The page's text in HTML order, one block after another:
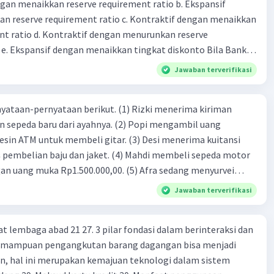
menaikkan reserve requirement ratio b. Ekspansif
reserve requirement ratio c. Kontraktif dengan menaikkan
ratio d. Kontraktif dengan menurunkan reserve
dengan menaikkan tingkat diskonto Bila Bank
kebijakan moneter ekspansif, ceteris paribus maka .... a.
di mana bentuk kurva jumlah uang beredar (penawaran
(penawaran uang) naik dari kiri bawah ke kanan atas
di mana bentuk kurva jumlah uang beredar
dari kiri bawah ke kanan atas d. Tingkat bunga turun di
jumlah uang beredar (penawaran uang) naik dari kiri bawah
bunga turun di mana bentuk kurva jumlah uang
fiskal kontraktif dilakukan
Tr, dan meningkatkan Tx c. Menurunkan G,
menurunkan Tx d. Meningkatkan G, mengurangi Tr, dan
G, menambah Tr, dan menurunkan Tx Cara
Jawaban terverifikasi
pernyataan berikut. (1) Rizki menerima kiriman
sepeda baru dari ayahnya. (2) Popi mengambil uang
ATM untuk membeli gitar. (3) Desi menerima kuitansi
baju dan jaket. (4) Mahdi membeli sepeda motor
uang muka Rp1.500.000,00. (5) Afra sedang menyurvei
dibeli dengan gaji bulan depan. Berdasarkan pernyataan-
contoh perilaku yang tergolong permintaan efektif
(4), dan (5)
Jawaban terverifikasi
lembaga abad 21 27. 3 pilar fondasi dalam berinteraksi dan
pengangkutan barang dagangan bisa menjadi
hal ini merupakan kemajuan teknologi dalam sistem